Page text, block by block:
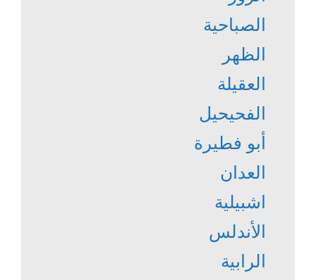
الصباحية
الظهر
العقيلة
الفحيحيل
أبو فطيرة
العدان
اشبيلية
الأندلس
الرابية